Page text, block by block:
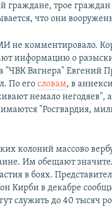
граждане, трое
что они
комментировало.
информацию о
"ЧВК Вагнера"
По егословам, в
немало негодяев",
"Росгвардия,
колоний массово
Им обещают
в боях.
Кирби в декабре
служить до 40 тысяч